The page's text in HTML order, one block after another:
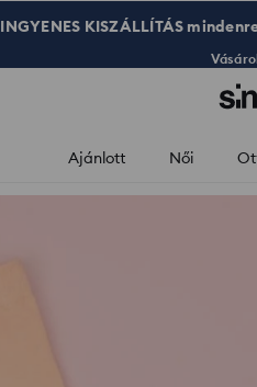
INGYENES KISZÁLLÍTÁS
Ajánlott Női